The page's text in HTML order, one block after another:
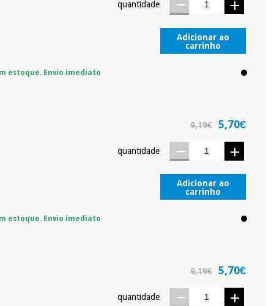
tentar vender-lhe um crédito pessoal.
quantidade
Adicionar ao
carrinho
estoque. Envio imediato
9,19€ 5,70€
quantidade
Adicionar ao
carrinho
estoque. Envio imediato
9,19€ 5,70€
quantidade